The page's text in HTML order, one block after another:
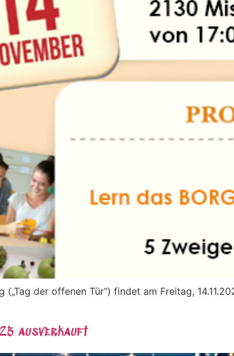
(„Tag der offenen Tür“) findet am Freitag,
ausverkauft